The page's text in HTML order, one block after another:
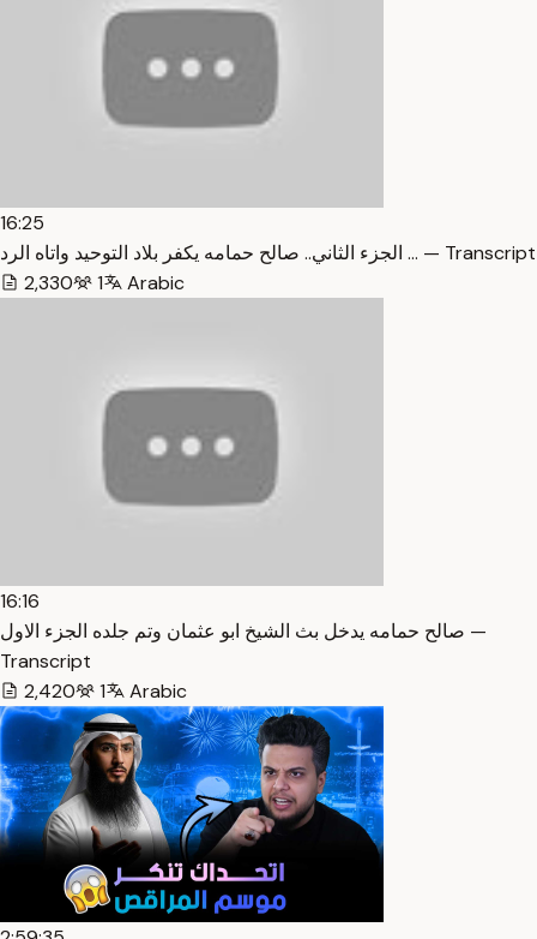
16:25
الجزء الثاني.. صالح حمامه يكفر بلاد التوحيد واتاه الرد … — Transcript
2,330
1 Arabic
16:16
صالح حمامه يدخل بث الشيخ ابو عثمان وتم جلده الجزء الاول —
Transcript
2,420
1 Arabic